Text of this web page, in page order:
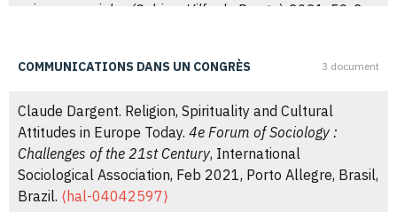
sciences sociales (Cahiers Vilfredo Pareto) , 2021, 59-2,
old and new cultural and political divides.
French
Politics , 2021, 19 (2-3), pp.250-280.⟨10.1057/s41253-
020-00138-2⟩ .⟨hal-04042224⟩
Claude Dargent. Religion, classe sociale et
COMMUNICATIONS DANS UN CONGRÈS 3 document
Claude Dargent. Religion, Spirituality and Cultural
Attitudes in Europe Today. 4e Forum of Sociology :
Challenges of the 21st Century, International
Sociological Association, Feb 2021, Porto Allegre, Brasil,
Brazil. ⟨hal-04042597⟩